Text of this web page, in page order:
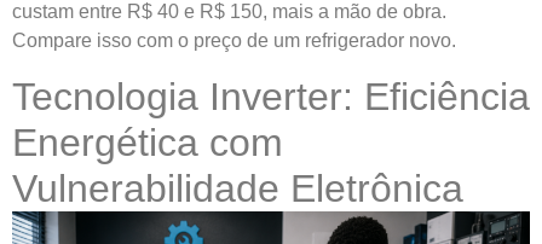
custam entre R$ 40 e R$ 150, mais a mão de obra.
Compare isso com o preço de um refrigerador novo.
Tecnologia Inverter: Eficiência
Energética com
Vulnerabilidade Eletrônica